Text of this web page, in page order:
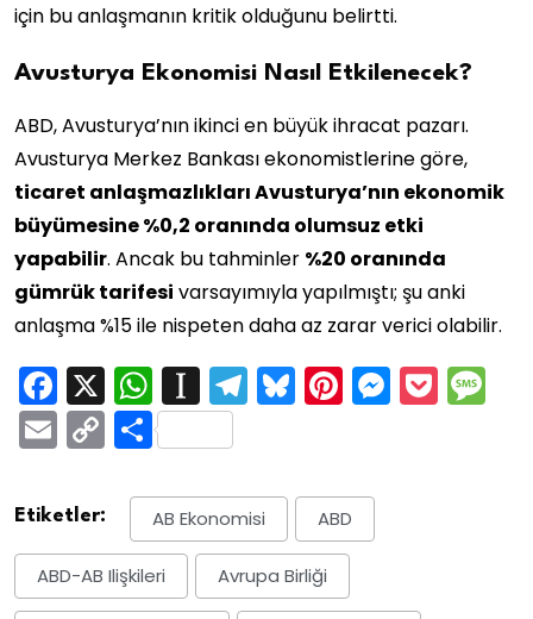
için bu anlaşmanın kritik olduğunu belirtti.
Avusturya Ekonomisi Nasıl Etkilenecek?
ABD, Avusturya’nın ikinci en büyük ihracat pazarı.
Avusturya Merkez Bankası ekonomistlerine göre,
ticaret anlaşmazlıkları Avusturya’nın ekonomik
büyümesine %0,2 oranında olumsuz etki
yapabilir. Ancak bu tahminler %20 oranında
gümrük tarifesi varsayımıyla yapılmıştı; şu anki
anlaşma %15 ile nispeten daha az zarar verici olabilir.
Facebook
X WhatsApp
Instapaper
Telegram
Bluesky
Pinterest
EmailCopy
Link
Share
Etiketler: AB Ekonomisi ABD
ABD-AB Ilişkileri Avrupa Birliği